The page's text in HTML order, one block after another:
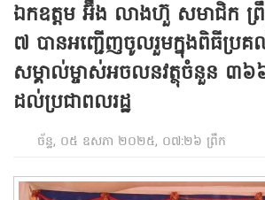
ឯកឧត្តម អ៊ឹង លាងហ៊ួ សមាជិក ព្រឹ
៧ បានអញ្ជើញចូលរួមក្នុងពិធីប្រគ
សម្គាល់ម្ចាស់អចលនវត្ថុចំនួន ៣
ដល់ប្រជាពលរដ្ឋ
ច័ន្ទ, ០៥ ឧសភា ២០២៥, ០៧:២៦ ព្រឹក